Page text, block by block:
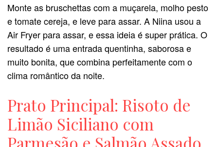
Monte as bruschettas com a muçarela, molho pesto
e tomate cereja, e leve para assar. A Niina usou a
Air Fryer para assar, e essa ideia é super prática. O
resultado é uma entrada quentinha, saborosa e
muito bonita, que combina perfeitamente com o
clima romântico da noite.
Prato Principal: Risoto de
Limão Siciliano com